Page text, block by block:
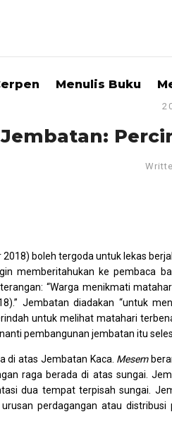
Menulis Buku
boleh tergoda untuk lekas
memberitahukan ke pembaca
“Warga menikmati
Jembatan diadakan “untuk
untuk melihat matahari
pembangunan jembatan itu
di atas Jembatan Kaca. Mesem
raga berada di atas sungai.
dua tempat terpisah sungai.
perdagangan atau distribusi